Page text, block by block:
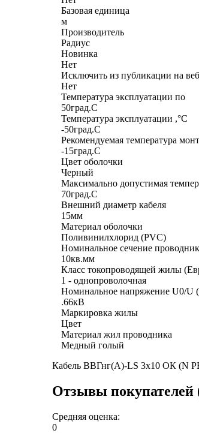
Базовая единица
м
Производитель
Радиус
Новинка
Нет
Исключить из публикации на
Нет
Температура эксплуатации по
50град.C
Температура эксплуатации ,°С
-50град.C
Рекомендуемая температура
-15град.C
Цвет оболочки
Черный
Максимально допустимая
70град.C
Внешний диаметр кабеля
15мм
Материал оболочки
Поливинилхлорид (PVC)
Номинальное сечение
10кв.мм
Класс токопроводящей жилы
1 - однопроволочная
Номинальное напряжение U0/U
.66кВ
Маркировка жилы
Цвет
Материал жил проводника
Медный голый
Кабель ВВГнг(А)-LS 3х10 ОК (N
Отзывы покупателей
Средняя оценка:
0